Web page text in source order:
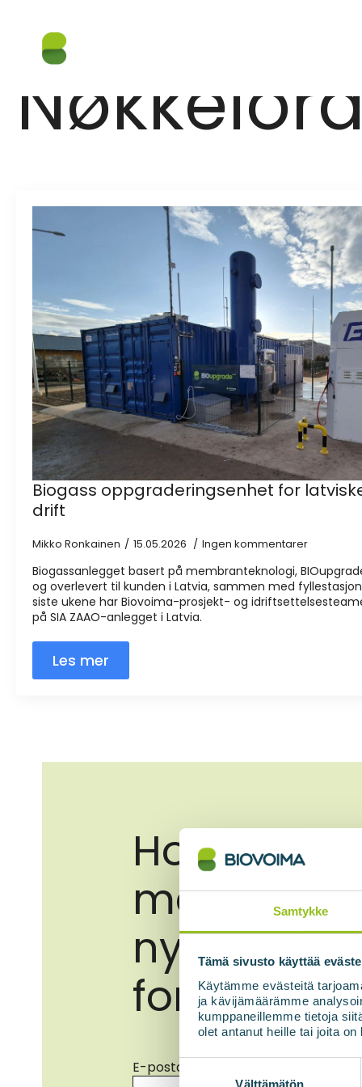
Samtykke
Tämä sivusto käyttää
Käytämme evästeitä
ja kävijämäärämme
kumppaneillemme tietoja
olet antanut heille tai joita
Suostumuksen
valinta
Välttämätön
Biogass oppgraderingsenhet for latviske
drift
Mikko Ronkainen 15.05.2026 Ingen kommentarer
Biogassanlegget basert på membranteknologi,
og overlevert til kunden i Latvia, sammen med
siste ukene har Biovoima-prosjekt- og
på SIA ZAAO-anlegget i Latvia.
Les mer
Hold deg
med de
nyhetene
fornybar
E-postadresse